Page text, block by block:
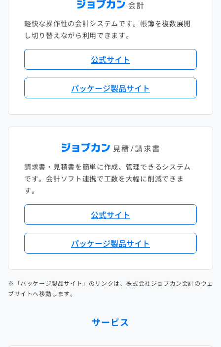
軽快な操作性の会計システムです。帳簿を複数展開
し切り替えながら利用できます。
公式サイト
パッケージ製品サイト
請求書・見積書を簡単に作成、管理できるシステム
です。会計ソフト連携で工数を大幅に削減できま
す。
公式サイト
パッケージ製品サイト
※「パッケージ製品サイト」のリンクは、株式会社ジョブカン会計のウェ
ブサイトへ移動します。
サービス